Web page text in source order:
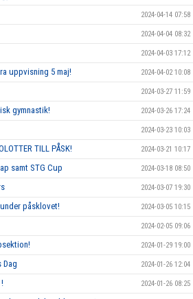
2024-04-14 07:58
2024-04-04 08:32
2024-04-03 17:12
uppvisning 5 maj! 2024-04-02 10:08
2024-03-27 11:59
gymnastik! 2024-03-26 17:24
2024-03-23 10:03
TILL PÅSK! 2024-03-21 10:17
samt STG Cup 2024-03-18 08:50
2024-03-07 19:30
påsklovet! 2024-03-05 10:15
2024-02-05 09:06
2024-01-29 19:00
Dag 2024-01-26 12:04
2024-01-26 08:25